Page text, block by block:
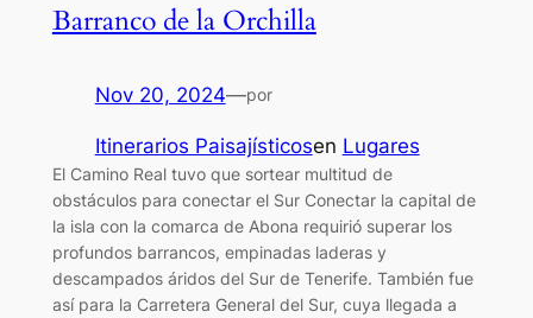
Barranco de la Orchilla
Nov 20, 2024—por
Itinerarios Paisajísticosen Lugares
El Camino Real tuvo que sortear multitud de
obstáculos para conectar el Sur Conectar la capital de
la isla con la comarca de Abona requirió superar los
profundos barrancos, empinadas laderas y
descampados áridos del Sur de Tenerife. También fue
así para la Carretera General del Sur, cuya llegada a